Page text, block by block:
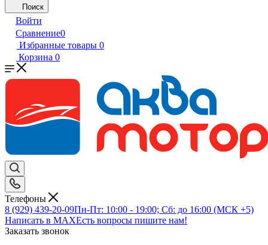
Поиск
Войти
Сравнение0
Избранные товары 0
Корзина 0
Телефоны
8 (929) 439-20-09Пн-Пт: 10:00 - 19:00; Сб: до 16:00 (МСК +5)
Написать в MAXЕсть вопросы пишите нам!
Заказать звонок